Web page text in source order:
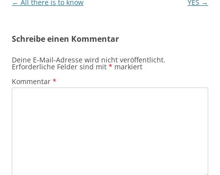
Beitragsnavigation
← All there is to know YES →
Schreibe einen Kommentar
Deine E-Mail-Adresse wird nicht veröffentlicht.
Erforderliche Felder sind mit * markiert
Kommentar *